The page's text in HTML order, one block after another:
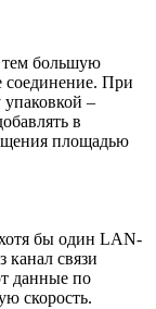
тем большую
соединение. При
упаковкой –
в
площадью
бы один LAN-
канал связи
данные по
скорость.